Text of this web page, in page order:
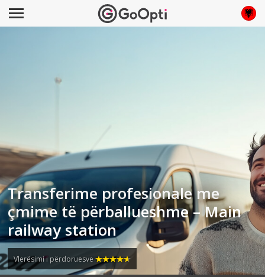
Transferime profesionale me
çmime të përballueshme – Main
railway station
Vlerësimi i përdoruesve